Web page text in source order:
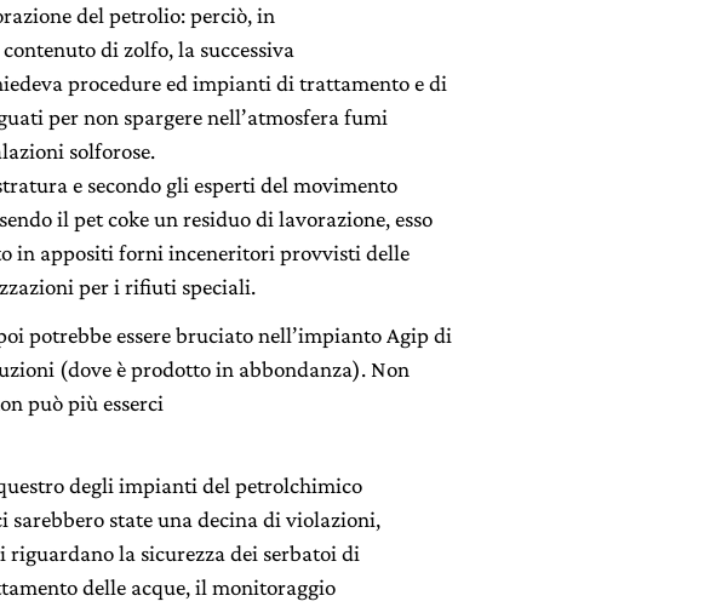
del petrolio: perciò, in
di zolfo, la successiva
procedure ed impianti di trattamento e di
per non spargere nell’atmosfera fumi
solforose.
e secondo gli esperti del movimento
il pet coke un residuo di lavorazione, esso
in appositi forni inceneritori provvisti delle
per i rifiuti speciali.
potrebbe essere bruciato nell’impianto Agip di
(dove è prodotto in abbondanza). Non
può più esserci
degli impianti del petrolchimico
sarebbero state una decina di violazioni,
riguardano la sicurezza dei serbatoi di
delle acque, il monitoraggio